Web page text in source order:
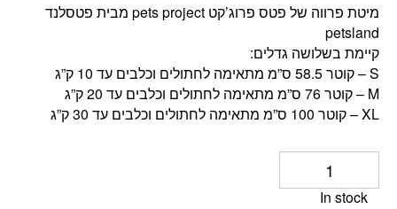
מיטת פרווה של פטס פרוג’קט pets project מבית פטסלנד
petsland
קיימת בשלושה גדלים:
S – קוטר 58.5 ס”מ מתאימה לחתולים וכלבים עד 10 ק”ג
M – קוטר 76 ס”מ מתאימה לחתולים וכלבים עד 20 ק”ג
XL – קוטר 100 ס”מ מתאימה לחתולים וכלבים עד 30 ק”ג
In stock